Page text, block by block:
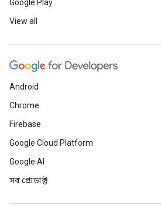
Google Play
View all
Android
Chrome
Firebase
Google Cloud Platform
Google AI
সব প্রোডাক্ট